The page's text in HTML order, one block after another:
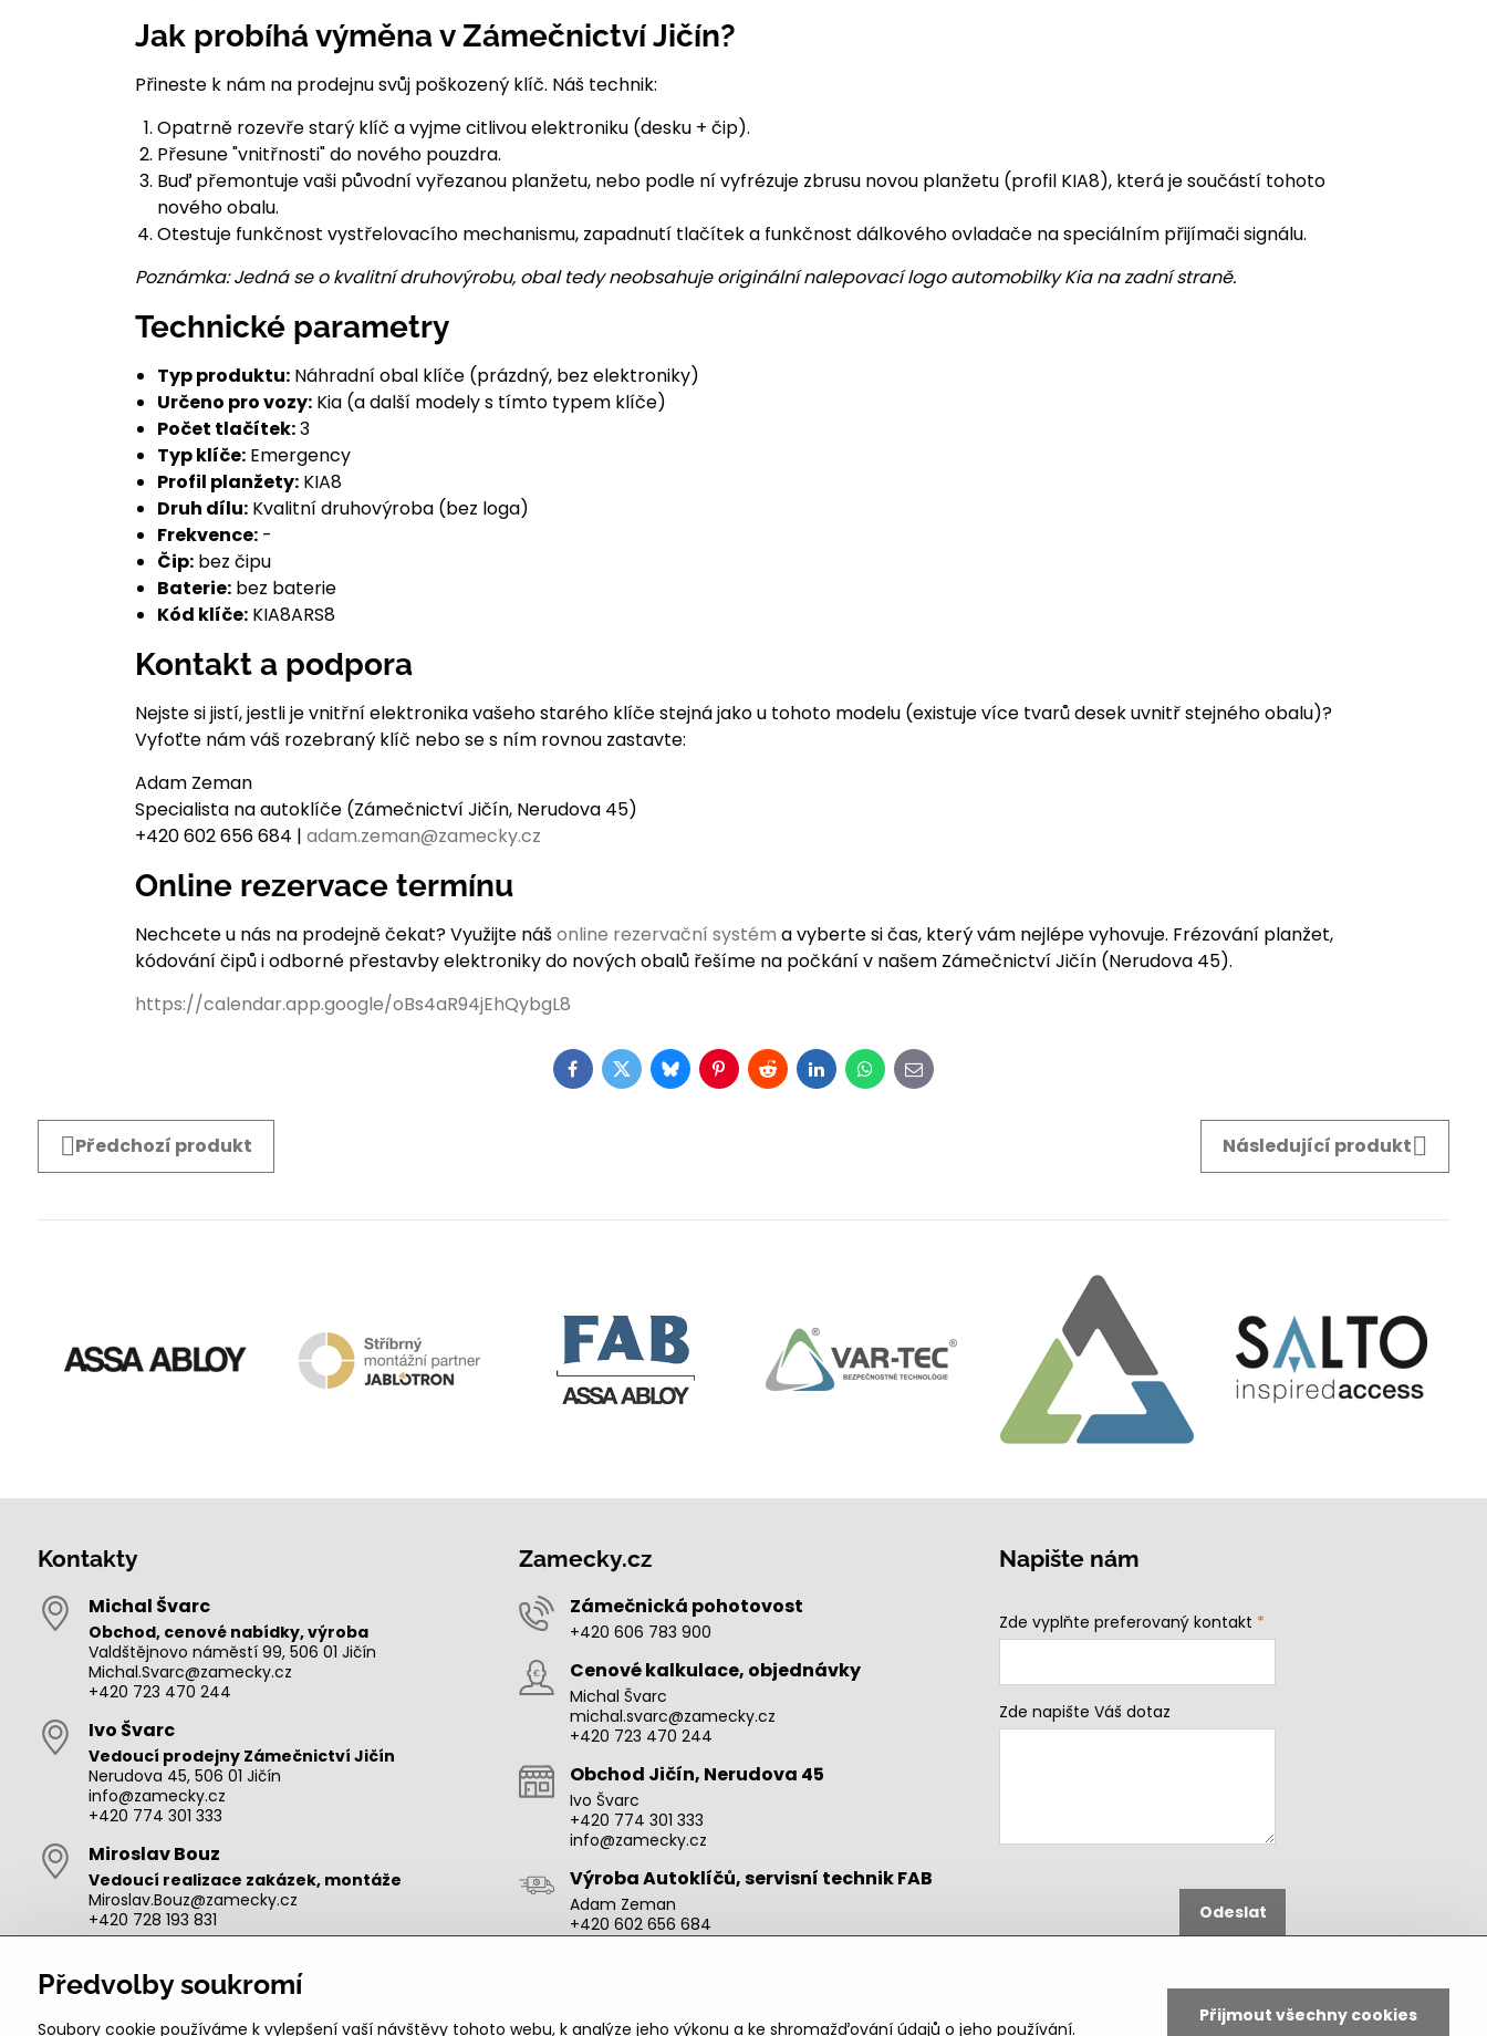
Jak probíhá výměna v Zámečnictví Jičín?
Přineste k nám na prodejnu svůj poškozený klíč. Náš technik:
Opatrně rozevře starý klíč a vyjme citlivou elektroniku (desku + čip).
Přesune "vnitřnosti" do nového pouzdra.
Buď přemontuje vaši původní vyřezanou planžetu, nebo podle ní vyfrézuje zbrusu novou planžetu (profil KIA8), která je součástí tohoto
nového obalu.
Otestuje funkčnost vystřelovacího mechanismu, zapadnutí tlačítek a funkčnost dálkového ovladače na speciálním přijímači signálu.
Poznámka: Jedná se o kvalitní druhovýrobu, obal tedy neobsahuje originální nalepovací logo automobilky Kia na zadní straně.
Technické parametry
Typ produktu:Náhradní obal klíče (prázdný, bez elektroniky)
Určeno pro vozy:Kia (a další modely s tímto typem klíče)
Počet tlačítek:3
Typ klíče:Emergency
Profil planžety:KIA8
Druh dílu:Kvalitní druhovýroba (bez loga)
Frekvence:-
Čip:bez čipu
Baterie:bez baterie
Kód klíče:KIA8ARS8
Kontakt a podpora
Nejste si jistí, jestli je vnitřní elektronika vašeho starého klíče stejná jako u tohoto modelu (existuje více tvarů desek uvnitř stejného obalu)?
Vyfoťte nám váš rozebraný klíč nebo se s ním rovnou zastavte:
Adam Zeman
Specialista na autoklíče (Zámečnictví Jičín, Nerudova 45)
+420 602 656 684 | adam.zeman@zamecky.cz
Online rezervace termínu
Nechcete u nás na prodejně čekat? Využijte nášonline rezervační systém a vyberte si čas, který vám nejlépe vyhovuje. Frézování planžet,
kódování čipů i odborné přestavby elektroniky do nových obalů řešíme na počkání v našem Zámečnictví Jičín (Nerudova 45).
https://calendar.app.google/oBs4aR94jEhQybgL8
Facebook
TwitterBlueskyPinterest
RedditLinkedInWhatsApp
E-
mail
Předchozí produkt Následující produkt
Kontakty
Michal Švarc
Obchod, cenové nabídky, výroba
Valdštějnovo náměstí 99, 506 01 Jičín
Michal.Svarc@zamecky.cz
+420 723 470 244
Ivo Švarc
Vedoucí prodejny Zámečnictví Jičín
Nerudova 45, 506 01 Jičín
info@zamecky.cz
+420 774 301 333
Miroslav Bouz
Vedoucí realizace zakázek, montáže
Miroslav.Bouz@zamecky.cz
+420 728 193 831
Výroba autoklíčů, technik pro oblast Jičín
adam.zeman@zamecky.cz
+420 602 656 684
Zamecky.cz
Zámečnická pohotovost
+420 606 783 900
Cenové kalkulace, objednávky
Michal Švarc
michal.svarc@zamecky.cz
+420 723 470 244
Obchod Jičín, Nerudova 45
Ivo Švarc
+420 774 301 333
info@zamecky.cz
Výroba Autoklíčů, servisní technik FAB
Adam Zeman
+420 602 656 684
Napište nám
Zde vyplňte preferovaný kontakt *
Zde napište Váš dotaz
Odeslat
Předvolby soukromí
Soubory cookie používáme k vylepšení vaší návštěvy tohoto webu, k analýze jeho výkonu a ke shromažďování údajů o jeho používání.
Přijmout všechny cookies